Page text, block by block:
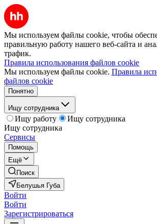
Мы используем файлы cookie, чтобы
правильную работу нашего веб-сайта и
трафик.
Правила использования файлов cookie
Мы используем файлы cookie. Правила
файлов cookie
Понятно
Ищу сотрудника
Ищу работу
Ищу сотрудника
Ищу сотрудника
Сервисы
Помощь
Ещё
Поиск
Белушья Губа
Войти
Войти
Зарегистрироваться